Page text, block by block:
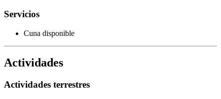
Servicios
Cuna disponible
Actividades
Actividades terrestres